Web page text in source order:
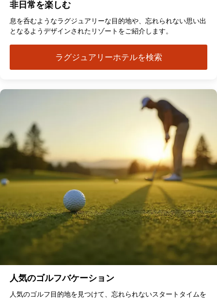
非日常を楽しむ
息を呑むようなラグジュアリーな目的地や、忘れられない思い出
となるようデザインされたリゾートをご紹介します。
ラグジュアリーホテルを検索
人気のゴルフバケーション
人気のゴルフ目的地を見つけて、忘れられないスタートタイムを